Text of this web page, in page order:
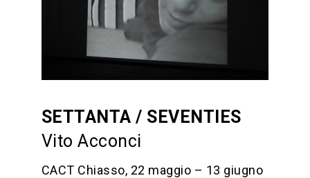
SETTANTA / SEVENTIES
Vito Acconci
CACT Chiasso, 22 maggio – 13 giugno